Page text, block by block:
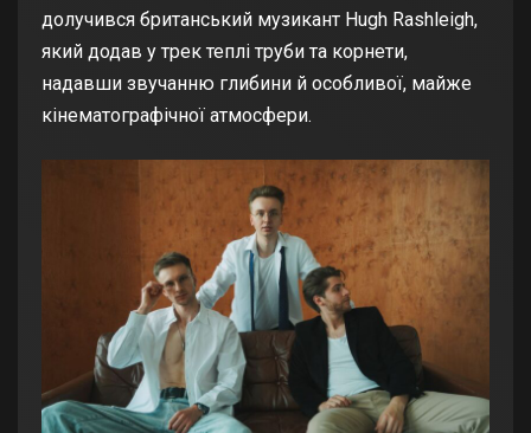
долучився британський музикант Hugh Rashleigh,
який додав у трек теплі труби та корнети,
надавши звучанню глибини й особливої, майже
кінематографічної атмосфери.